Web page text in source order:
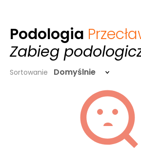
Podologia
Zabieg
Sortowanie Domyślnie